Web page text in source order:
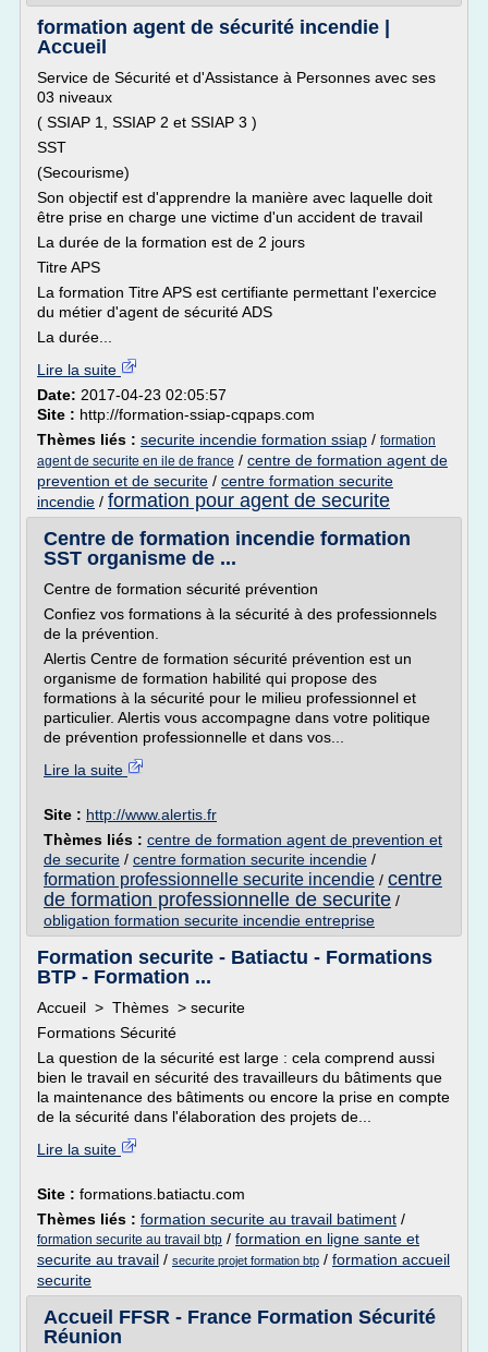
formation agent de sécurité incendie |
Accueil
Service de Sécurité et d'Assistance à Personnes avec ses
03 niveaux
( SSIAP 1, SSIAP 2 et SSIAP 3 )
SST
(Secourisme)
Son objectif est d'apprendre la manière avec laquelle doit
être prise en charge une victime d'un accident de travail
La durée de la formation est de 2 jours
Titre APS
La formation Titre APS est certifiante permettant l'exercice
du métier d'agent de sécurité ADS
La durée...
Lire la suite
Date: 2017-04-23 02:05:57
Site : http://formation-ssiap-cqpaps.com
Thèmes liés : securite incendie formation ssiap / formation
agent de securite en ile de france / centre de formation agent de
prevention et de securite / centre formation securite
incendie / formation pour agent de securite
Centre de formation incendie formation
SST organisme de ...
Centre de formation sécurité prévention
Confiez vos formations à la sécurité à des professionnels
de la prévention.
Alertis Centre de formation sécurité prévention est un
organisme de formation habilité qui propose des
formations à la sécurité pour le milieu professionnel et
particulier. Alertis vous accompagne dans votre politique
de prévention professionnelle et dans vos...
Lire la suite
Site : http://www.alertis.fr
Thèmes liés : centre de formation agent de prevention et
de securite / centre formation securite incendie /
formation professionnelle securite incendie / centre
de formation professionnelle de securite /
obligation formation securite incendie entreprise
Formation securite - Batiactu - Formations
BTP - Formation ...
Accueil > Thèmes > securite
Formations Sécurité
La question de la sécurité est large : cela comprend aussi
bien le travail en sécurité des travailleurs du bâtiments que
la maintenance des bâtiments ou encore la prise en compte
de la sécurité dans l'élaboration des projets de...
Lire la suite
Site : formations.batiactu.com
Thèmes liés : formation securite au travail batiment /
formation securite au travail btp / formation en ligne sante et
securite au travail / securite projet formation btp / formation accueil
securite
Accueil FFSR - France Formation Sécurité
Réunion